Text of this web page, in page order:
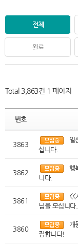
전체
완료
Total 3,863건 1 페이지
번호
3863
일
십니다.
3862
행
니다.
3861
<<
님을 모십니
3860
개
집합니다!